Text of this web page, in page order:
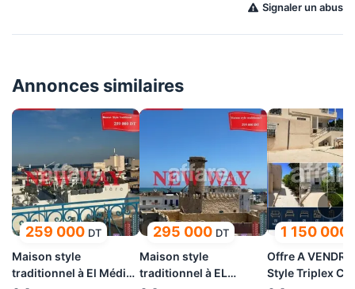
Signaler un abus
Annonces similaires
259 000 DT
Maison style
traditionnel à El Médina
295 000 DT
Maison style
traditionnel à EL
1 150 000
Offre A
Style Triplex
›